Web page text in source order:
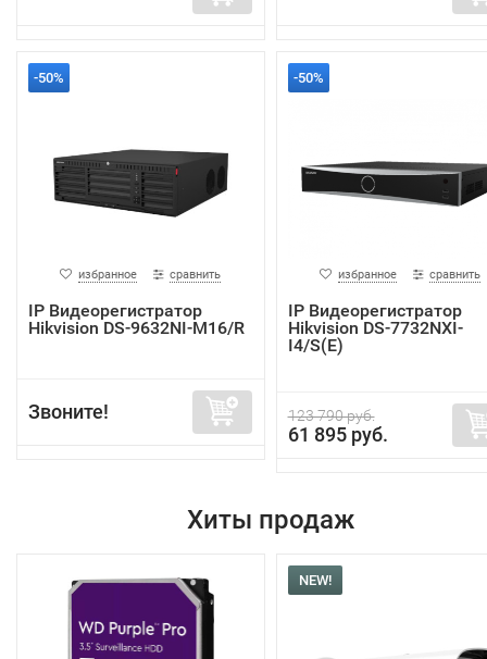
-50%
избранное сравнить
IP Видеорегистратор
Hikvision DS-9632NI-M16/R
Звоните!
-50%
избранное сравнить
IP Видеорегистратор
Hikvision DS-7732NXI-
I4/S(E)
123 790 руб.
61 895 руб.
Хиты продаж
NEW!